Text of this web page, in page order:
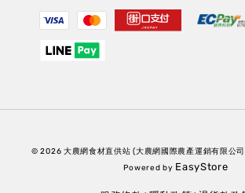
© 2026 大農網食材直供站 (大農網國際農產運銷有限公
Powered by EasyStore